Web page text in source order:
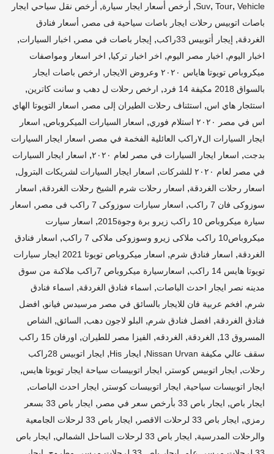
Suv, Tour, Vehicle
, أرخص أسعار ايجار سيارة, أرخص نقل سياحي ايجار
باصات اتوبيس رحلات ايجار باصات سياحية فى مصر , أسعار فنادق
الغردقة, إيجار أتوبيس 33راكب , إيجار باصات في مصر , اخبار السيارات,
اخبار اليوم, اخبار مصر اليوم, اخر اخبار تركيا, اخر اسعار ومواصفات
ميكروباص تويوتا هاياس ٢٠٢٠ وعروض الايجار
, ارخص باصات ايجار
بالسواق 2018 مكيفة 14 فرد
, ارخص رحلات ل دهب و سانت كاترين,
استئجار هاي اس, استئناف رحلات الطيران إلى مصر , اسعار التويوتا الهاي
اس في مصر ٢٠٢٠ استلام فوري
, اسعار السيارات الميكروباص, اسعار
ايجار السيارات ال٧راكب العائلية الفخمة في مصر
, اسعار ايجار السيارات
بدجت, اسعار ايجار السيارات في مصر لعام ٢٠٢٠ , اسعار ايجار السيارات
في مصر لعام ٢٠٢٠ للشركات
, اسعار ايجار السيارات لشريكات البترول,
اسعار رحلات الغردقة, اسعار رحلات شرم الشيخ رحلات الغردقة, اسعار
سوزوكى فان 7 راكب
, اسعار سيارات سوزوكى 7 راكب فى مصر , اسعار
سيارة ميكروباص 10 راكب زيرو برة وجوة2015
, اسعار سيارت
ميكروباص10 راكب ملاكى زيرو وسوزوكى ملاكى 7 راكب
, اسعار فنادق
الغردقة, اسعار فنادق شرم,
اسعار ميكروباص تويوتا 2021 ايجار سيارات
تويوتا هايس 14 راكب
,
اسعارسيارة ميكروباص 7راكب ملاكىة من سوق
مدينه نصر ايجار احدث الباصات, اسماء فنادق الغردقة, اسماء فنادق
شرم, افخم عربية فان للايجار بالسائق في مصر مرسيدس فيانو, افضل
فنادق الغردقة, افضل فنادق شرم, البلو لاجون دهب, السائق, الشاص
المسروق 13
, الغردقة, الغردقه, الفيزا مصر للطيران,
اورفان 15 راكب
سقف عالي مكيفة Nissan Urvan
, ايجار His ,
ايجار اتوبيس 28راكب
رحلات, ايجار اتوبيس كوستر , ايجار اتوبيسات سياحة ايجار تويوتا هايس,
ايجار اتوبيسات سياحية, ايجار اتوبيسات كوستر , ايجار احدث الباصات,
ايجار باص, ايجار باص 33 بأرخص سعر في مصر ,
ايجار باص 33 بسعر
رمزي, ايجار باص 33 لرحلات الاقصر ,
ايجار باص 33 لرحلات الجامعية
والرحلات المدرسية, ايجار باص 33 لرحلات الساحل الشمالي , ايجار باص